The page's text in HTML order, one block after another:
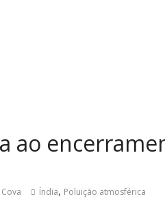
ao
Índia, Poluição atmosférica